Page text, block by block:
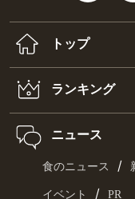
トップ
ランキング
ニュース
食のニュース /
イベント / PR